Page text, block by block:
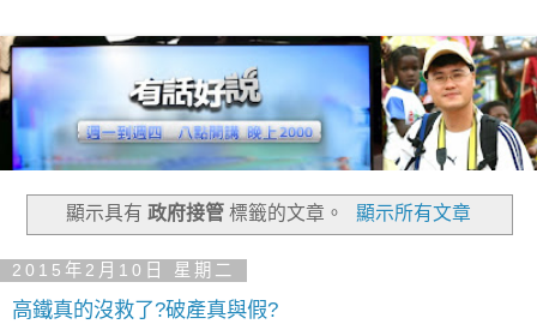
顯示具有 政府接管 標籤的文章。 顯示所有文章
2015年2月10日 星期二
高鐵真的沒救了?破產真與假?